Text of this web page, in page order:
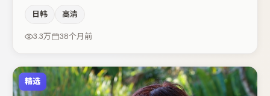
片中承担叙事驱动，河正宇、宋佳分别提供反差与喜剧/悬
疑调剂（视场次而定）。若你偏爱强类型与清晰主线，这部
日韩 高清
3.3万 38个月前
精选